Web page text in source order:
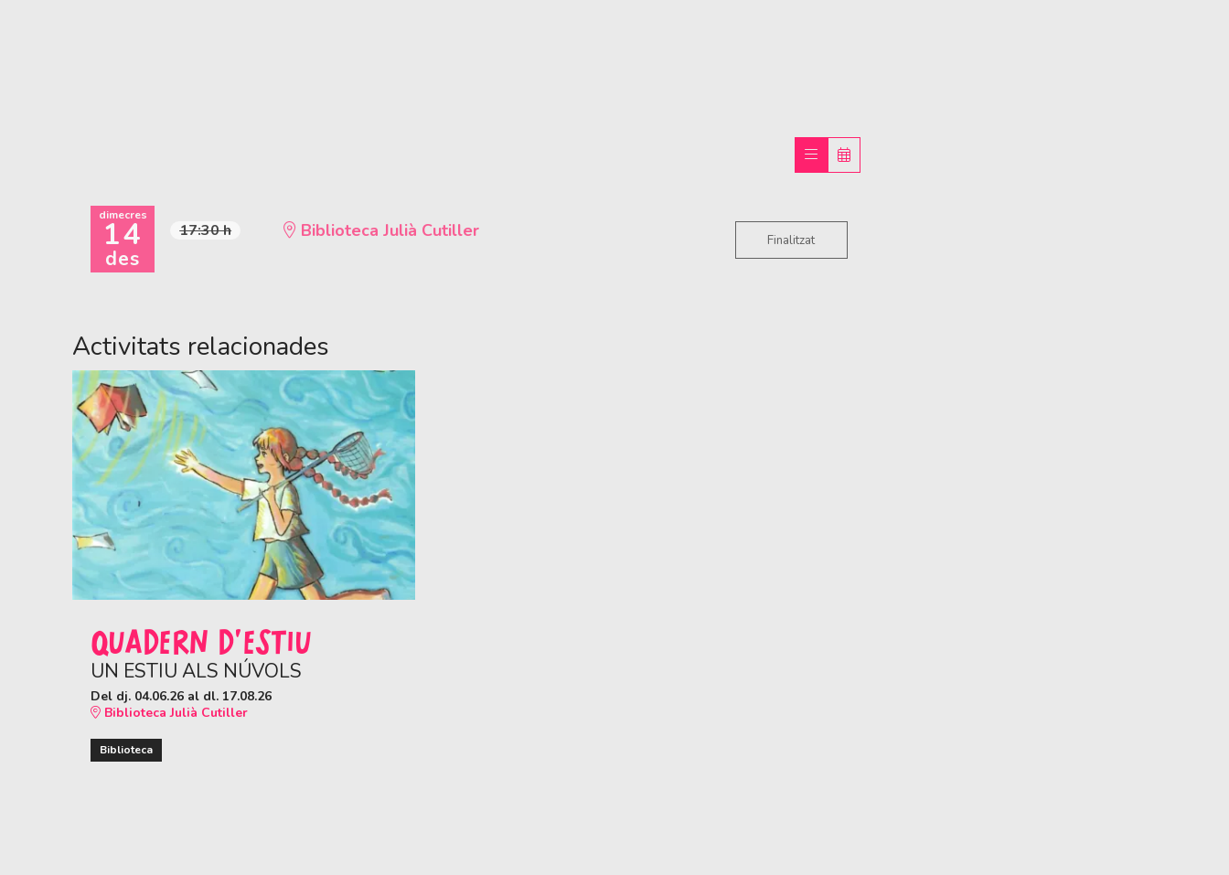
dimecres
14
des
17:30 h Biblioteca Julià Cutiller Finalitzat
Activitats relacionades
QUADERN D'ESTIU
UN ESTIU ALS NÚVOLS
Del dj. 04.06.26 al dl. 17.08.26
Biblioteca Julià Cutiller
Biblioteca